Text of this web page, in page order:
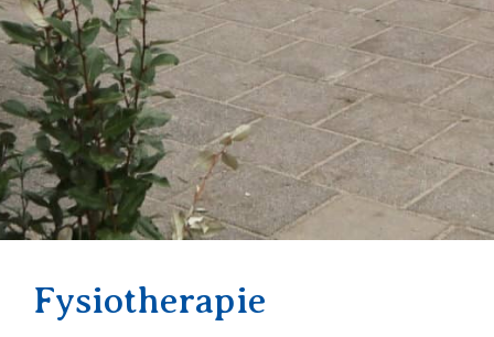
Fysiotherapie